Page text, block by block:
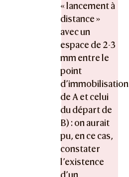
« lancement à
distance »
avec un
espace de 2-3
mm entre le
point
d’immobilisation
de A et celui
du départ de
B) : on aurait
pu, en ce cas,
constater
l’existence
d’un